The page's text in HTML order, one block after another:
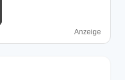
Anzeige